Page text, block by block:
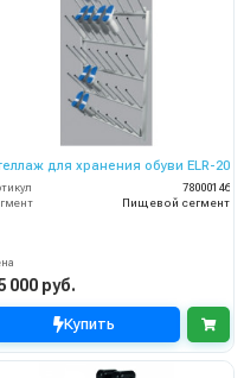
Стеллаж для хранения обуви ELR-20
78000146
Пищевой сегмент
000 руб.
Купить